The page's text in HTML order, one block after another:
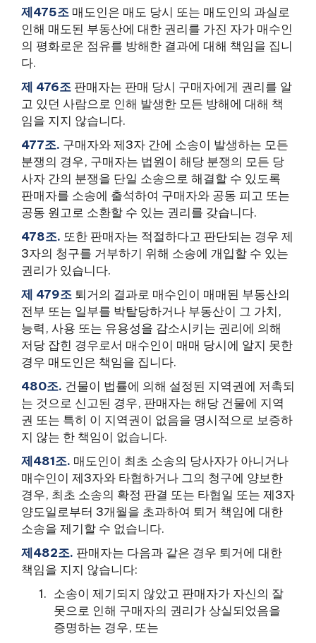
제475조 매도인은 매도 당시 또는 매도인의 과실로
인해 매도된 부동산에 대한 권리를 가진 자가 매수인
의 평화로운 점유를 방해한 결과에 대해 책임을 집니
다.
제 476조 판매자는 판매 당시 구매자에게 권리를 알
고 있던 사람으로 인해 발생한 모든 방해에 대해 책
임을 지지 않습니다.
477조. 구매자와 제3자 간에 소송이 발생하는 모든
분쟁의 경우, 구매자는 법원이 해당 분쟁의 모든 당
사자 간의 분쟁을 단일 소송으로 해결할 수 있도록
판매자를 소송에 출석하여 구매자와 공동 피고 또는
공동 원고로 소환할 수 있는 권리를 갖습니다.
478조. 또한 판매자는 적절하다고 판단되는 경우 제
3자의 청구를 거부하기 위해 소송에 개입할 수 있는
권리가 있습니다.
제 479조 퇴거의 결과로 매수인이 매매된 부동산의
전부 또는 일부를 박탈당하거나 부동산이 그 가치,
능력, 사용 또는 유용성을 감소시키는 권리에 의해
저당 잡힌 경우로서 매수인이 매매 당시에 알지 못한
경우 매도인은 책임을 집니다.
480조. 건물이 법률에 의해 설정된 지역권에 저촉되
는 것으로 신고된 경우, 판매자는 해당 건물에 지역
권 또는 특히 이 지역권이 없음을 명시적으로 보증하
지 않는 한 책임이 없습니다.
제481조. 매도인이 최초 소송의 당사자가 아니거나
매수인이 제3자와 타협하거나 그의 청구에 양보한
경우, 최초 소송의 확정 판결 또는 타협일 또는 제3자
양도일로부터 3개월을 초과하여 퇴거 책임에 대한
소송을 제기할 수 없습니다.
제482조. 판매자는 다음과 같은 경우 퇴거에 대한
책임을 지지 않습니다:
소송이 제기되지 않았고 판매자가 자신의 잘
못으로 인해 구매자의 권리가 상실되었음을
증명하는 경우, 또는